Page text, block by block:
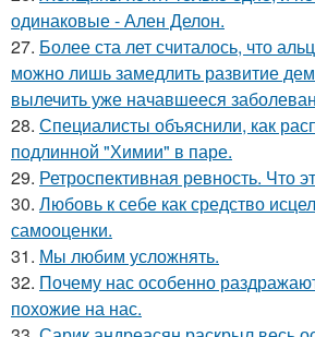
одинаковые - Ален Делон.
27. Более ста лет считалось, что
можно лишь замедлить развитие
вылечить уже начавшееся
28. Специалисты объяснили, как
подлинной "Химии" в паре.
29. Ретроспективная ревность. Что
30. Любовь к себе как средство
самооценки.
31. Мы любим усложнять.
32. Почему нас особенно
похожие на нас.